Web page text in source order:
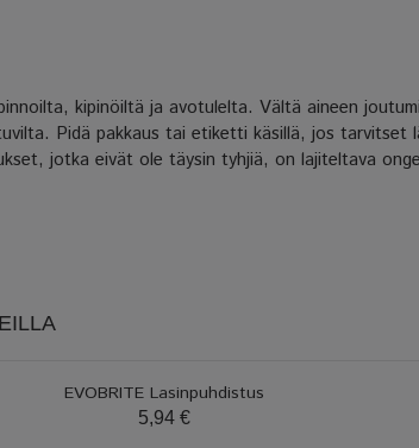
kipinöiltä ja avotulelta. Vältä aineen
Pidä pakkaus tai etiketti käsillä, jos tarvitset
jotka eivät ole täysin tyhjiä, on lajiteltava
EVOBRITE Lasinpuhdistus
5,94 €